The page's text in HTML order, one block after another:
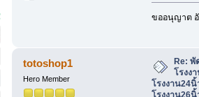
ขออนุญาต
totoshop1
Hero Member
Re:
โรงง
โรงงาน24
โรงงาน26